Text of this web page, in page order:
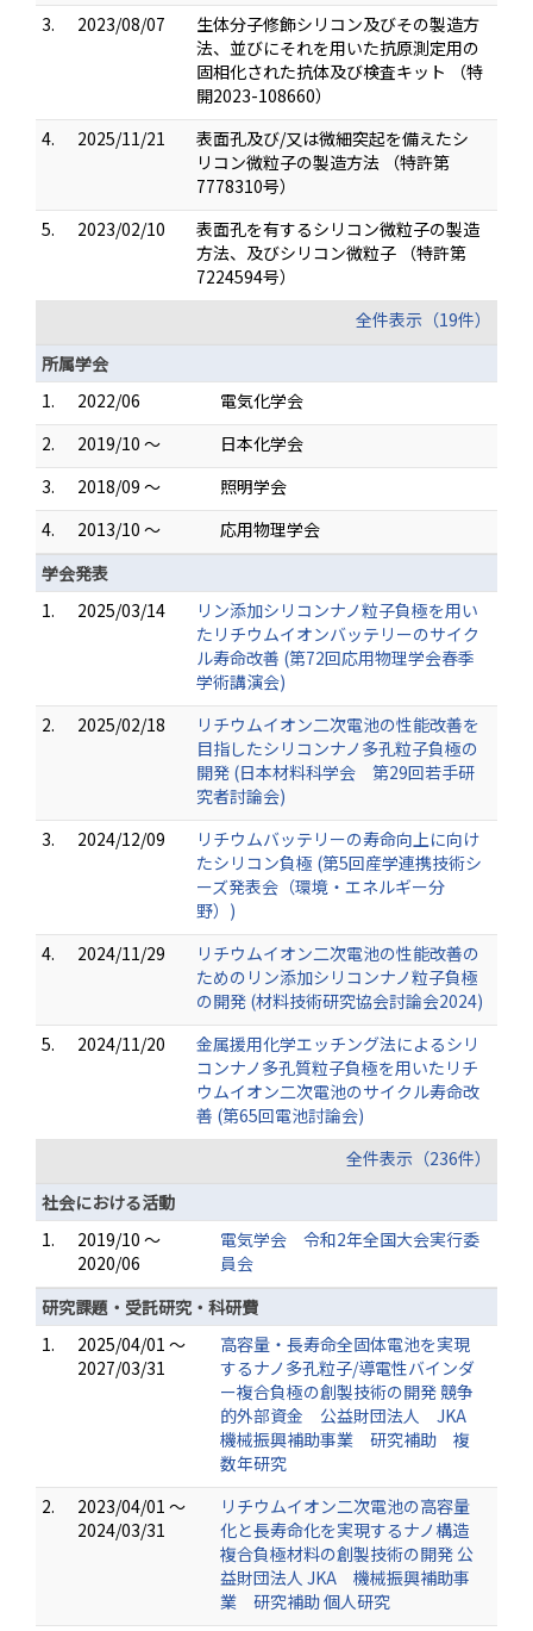
3. 2023/08/07
生体分子修飾シリコン及びその製造方
法、並びにそれを用いた抗原測定用の
固相化された抗体及び検査キット （特
開2023-108660）
4.
2025/11/21
表面孔及び/又は微細突起を備えたシ
リコン微粒子の製造方法 （特許第
7778310号）
5.
2023/02/10
表面孔を有するシリコン微粒子の製造
方法、及びシリコン微粒子 （特許第
7224594号）
全件表示（19件）
所属学会
1.
2022/06
電気化学会
2.
2019/10 ～
日本化学会
3.
2018/09 ～
照明学会
4.
2013/10 ～
応用物理学会
学会発表
1.
2025/03/14
リン添加シリコンナノ粒子負極を用い
たリチウムイオンバッテリーのサイク
ル寿命改善 (第72回応用物理学会春季
学術講演会)
2.
2025/02/18
リチウムイオン二次電池の性能改善を
目指したシリコンナノ多孔粒子負極の
開発 (日本材料科学会 第29回若手研
究者討論会)
3.
2024/12/09
リチウムバッテリーの寿命向上に向け
たシリコン負極 (第5回産学連携技術シ
ーズ発表会（環境・エネルギー分
野）)
4.
2024/11/29
リチウムイオン二次電池の性能改善の
ためのリン添加シリコンナノ粒子負極
の開発 (材料技術研究協会討論会2024)
5.
2024/11/20
金属援用化学エッチング法によるシリ
コンナノ多孔質粒子負極を用いたリチ
ウムイオン二次電池のサイクル寿命改
善 (第65回電池討論会)
全件表示（236件）
社会における活動
1.
2019/10 ～
2020/06
電気学会 令和2年全国大会実行委
員会
研究課題・受託研究・科研費
1.
2025/04/01 ～
2027/03/31
高容量・長寿命全固体電池を実現
するナノ多孔粒子/導電性バインダ
ー複合負極の創製技術の開発 競争
的外部資金 公益財団法人 JKA
機械振興補助事業 研究補助 複
数年研究
2.
2023/04/01 ～
2024/03/31
リチウムイオン二次電池の高容量
化と長寿命化を実現するナノ構造
複合負極材料の創製技術の開発 公
益財団法人 JKA 機械振興補助事
業 研究補助 個人研究